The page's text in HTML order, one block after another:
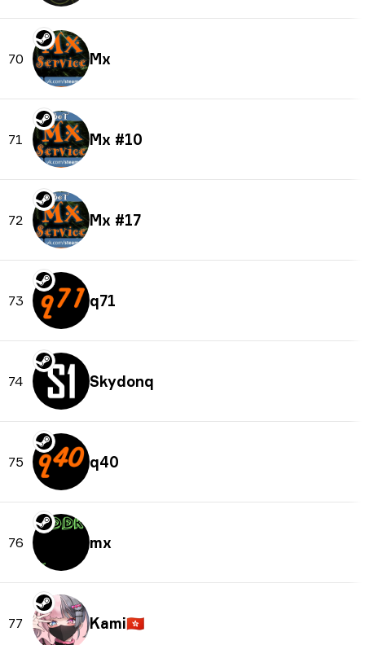
70 Mx
71 Mx #10
72 Mx #17
73 q71
74 Skydonq
75 q40
76 mx
77 Kami🇭🇰